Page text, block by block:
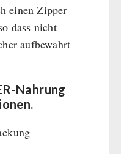
einen Zipper
dass nicht
aufbewahrt
Nahrung